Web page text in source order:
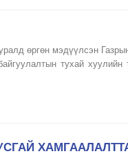
өргөн мэдүүлсэн
тухай